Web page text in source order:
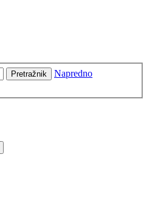
Pretražnik
Napredno